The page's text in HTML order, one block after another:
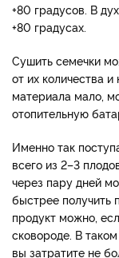
+80 градусов. В
+80 градусах.
Сушить семечки
от их количества
материала мало,
отопительную
Именно так
всего из 2–3
через пару дней
быстрее получить
продукт можно,
сковороде. В
вы затратите не